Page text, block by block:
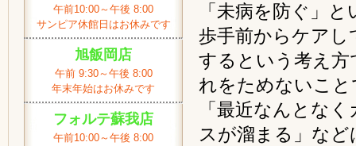
午前10:00～午後 8:00
サンピア休館日はお休みです
旭飯岡店
午前 9:30～午後 8:00
年末年始はお休みです
フォルテ蘇我店
午前10:00～午後 8:00
「未病を防ぐ」
歩手前からケア
するという考え方
れをためないこと
「最近なんとな
スが溜まる」な